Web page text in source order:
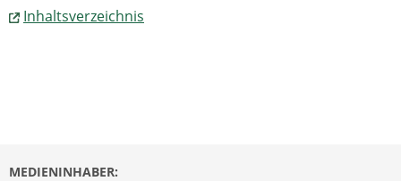
Inhaltsverzeichnis
MEDIENINHABER: